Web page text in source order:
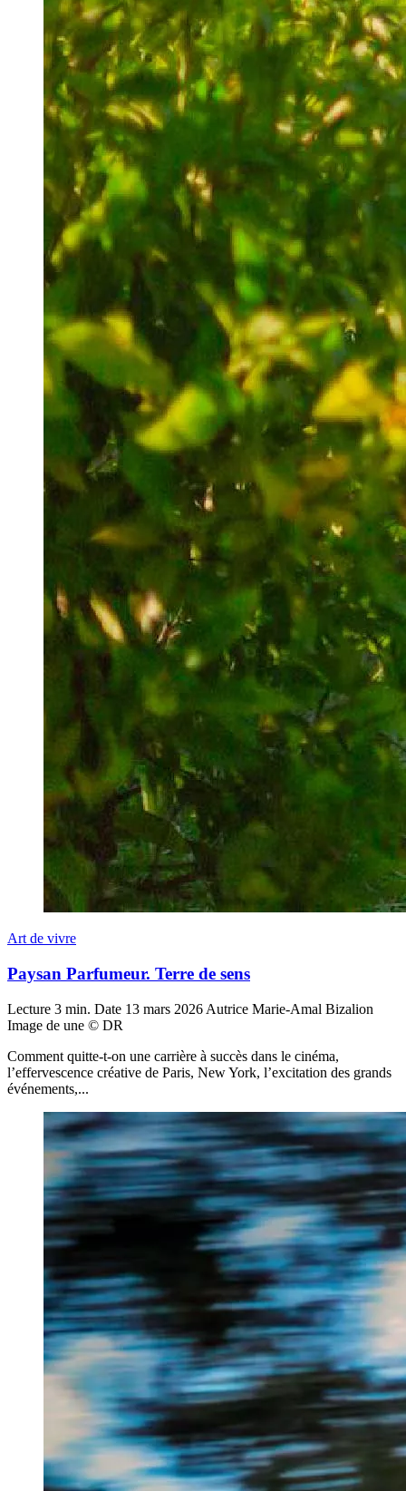
Art de vivre
Paysan Parfumeur. Terre de sens
Lecture 3 min. Date 13 mars 2026 Autrice Marie-Amal Bizalion
Image de une © DR
Comment quitte-t-on une carrière à succès dans le cinéma,
l’effervescence créative de Paris, New York, l’excitation des grands
événements,...